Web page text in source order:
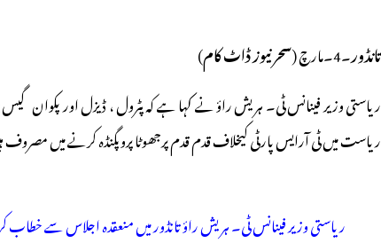
تانڈور۔4۔مارچ ( سحر نیوز ڈاٹ کام)
ریاستی وزیر فینانس ٹی۔ ہریش راؤ نے کہا ہے کہ پٹرول ، ڈیزل اور پکوان
ریاست میں ٹی آرایس پارٹی کیخلاف قدم قدم پرجھوٹا پروپگنڈہ کرنے میں
ریاستی وزیر فینانس ٹی۔ ہریش راؤ تانڈور میں منعقدہ اجلاس سے